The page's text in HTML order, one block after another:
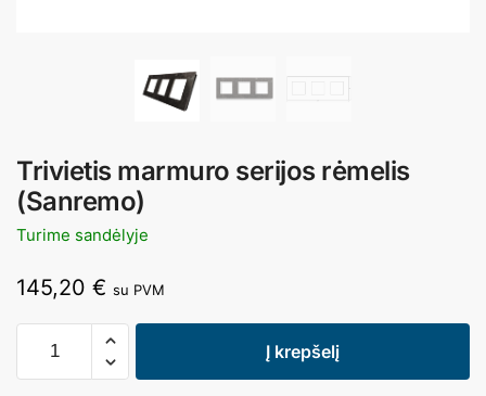
Trivietis marmuro serijos rėmelis
(Sanremo)
Turime sandėlyje
145,20 € su PVM
Į krepšelį